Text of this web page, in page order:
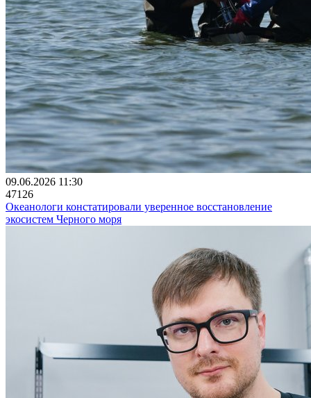
09.06.2026 11:30
47126
Океанологи констатировали уверенное восстановление
экосистем Черного моря